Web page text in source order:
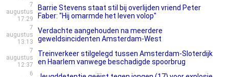
7
augustus
17:29
Barrie Stevens staat stil bij overlijden vriend Peter
Faber: "Hij omarmde het leven volop"
7
augustus
13:13
Verdachte aangehouden na meerdere
geweldsincidenten Amsterdam-West
7
augustus
12:37
Treinverkeer stilgelegd tussen Amsterdam-Sloterdijk
en Haarlem vanwege beschadigde spoorbrug
6